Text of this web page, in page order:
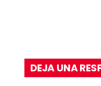
DEJA UNA